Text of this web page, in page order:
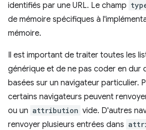
identifiés par une URL. Le champ
de mémoire spécifiques à
mémoire.
Il est important de traiter toutes les
générique et de ne pas coder en dur
basées sur un navigateur particulier.
certains navigateurs peuvent
ou un attribution vide. D'autres
renvoyer plusieurs entrées dans